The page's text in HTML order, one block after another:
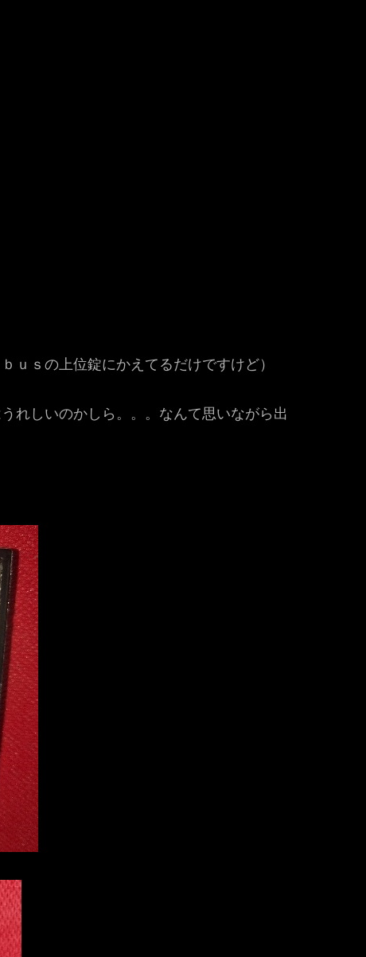
ｕｓの上位錠にかえてるだけですけど）
れしいのかしら。。。なんて思いながら出